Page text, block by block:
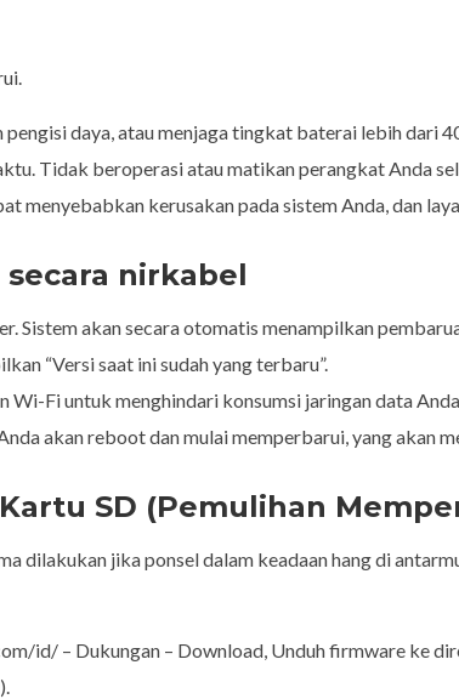
daya, atau menjaga tingkat baterai lebih dari
Tidak beroperasi atau matikan perangkat Anda
menyebabkan kerusakan pada sistem Anda, dan
nirkabel
Sistem akan secara otomatis menampilkan
“Versi saat ini sudah yang terbaru”.
Wi-Fi untuk menghindari konsumsi jaringan data
akan reboot dan mulai memperbarui, yang akan
SD (Pemulihan
dilakukan jika ponsel dalam keadaan hang di
id/ – Dukungan – Download, Unduh firmware ke